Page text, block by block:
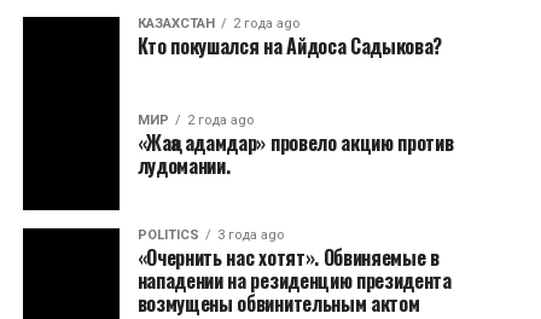
КАЗАХСТАН 2 года ago
Кто покушался на Айдоса Садыкова?
МИР 2 года ago
«Жаңа адамдар» провело акцию против
лудомании.
POLITICS 3 года ago
«Очернить нас хотят». Обвиняемые в
нападении на резиденцию президента
возмущены обвинительным актом